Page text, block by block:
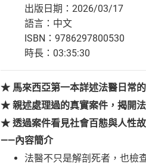
出版日期：2026/03/17
語言：中文
ISBN：9786297800530
時長：03:35:30
★ 馬來西亞第一本詳述法醫日常的
★ 親述處理過的真實案件，揭開
★ 透過案件看見社會百態與人性
——內容簡介
法醫不只是解剖死者，也檢